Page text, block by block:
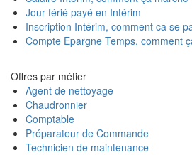
Jour férié payé en Intérim
Inscription Intérim, comment ca se
Compte Epargne Temps, comment
Offres par métier
Agent de nettoyage
Chaudronnier
Comptable
Préparateur de Commande
Technicien de maintenance